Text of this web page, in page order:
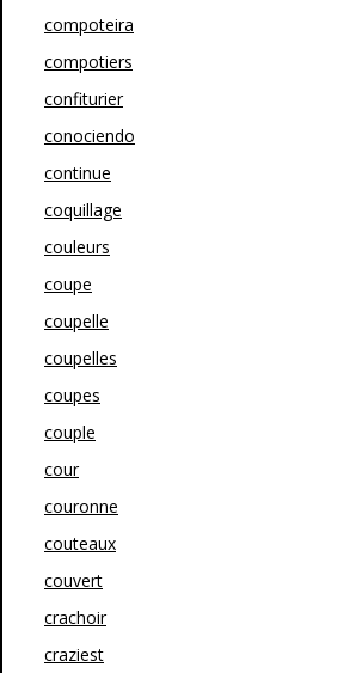
compoteira
compotiers
confiturier
conociendo
continue
coquillage
couleurs
coupe
coupelle
coupelles
coupes
couple
cour
couronne
couteaux
couvert
crachoir
craziest